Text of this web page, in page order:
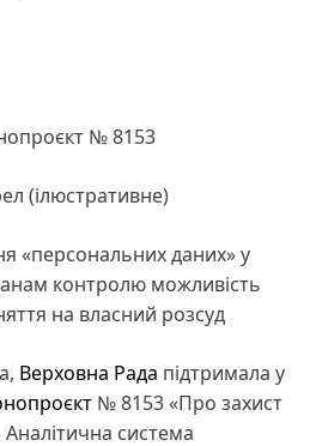
№ 8153
(ілюстративне)
«персональних даних» у
контролю можливість
на власний розсуд
Верховна Рада підтримала у
№ 8153 «Про захист
система